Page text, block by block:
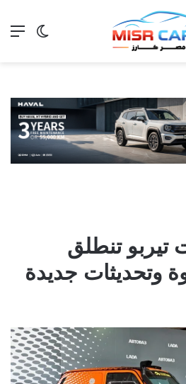
الوضع
تيربو تنطلق
وتحديثات جديدة